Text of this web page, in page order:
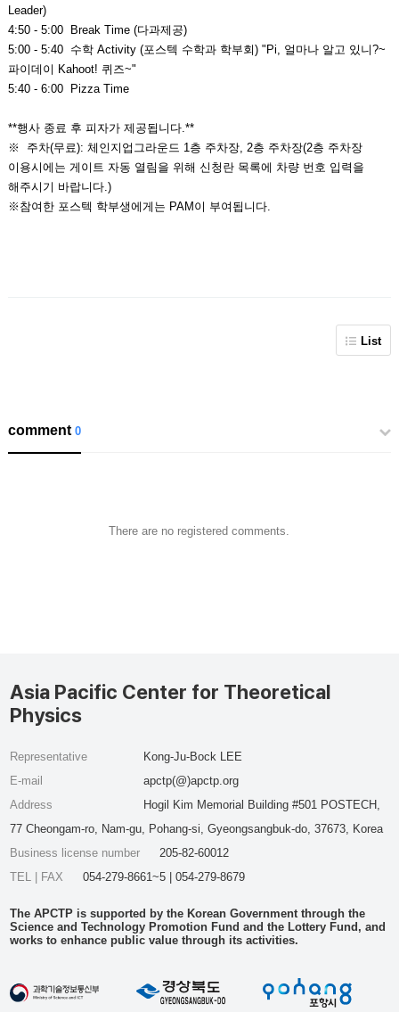
Leader)
4:50 - 5:00Break Time (다과제공)
5:00 - 5:40수학 Activity (포스텍 수학과 학부회) "Pi, 얼마나 알고 있니?~
파이데이 Kahoot! 퀴즈~"
5:40 - 6:00Pizza Time
**행사 종료 후 피자가 제공됩니다.**
※
주차(무료): 체인지업그라운드 1층 주차장, 2층 주차장(2층 주차장
이용시에는 게이트 자동 열림을 위해 신청란 목록에 차량 번호 입력을
해주시기 바랍니다.)
※참여한 포스텍 학부생에게는 PAM이 부여됩니다.
List
comment0
There are no registered comments.
Asia Pacific Center for Theoretical
Physics
Representative
Kong-Ju-Bock LEE
E-mail
apctp(@)apctp.org
Address
Hogil Kim Memorial Building #501 POSTECH,
77 Cheongam-ro, Nam-gu, Pohang-si, Gyeongsangbuk-do, 37673, Korea
Business license number
205-82-60012
TEL | FAX
054-279-8661~5 | 054-279-8679
The APCTP is supported by the Korean Government through the
Science and Technology Promotion Fund and the Lottery Fund, and
works to enhance public value through its activities.